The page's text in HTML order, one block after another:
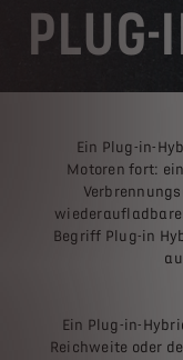
Ein Plug-in-
Motoren fort:
Begriff Plug-in
Ein Plug-in-
Reichweite oder